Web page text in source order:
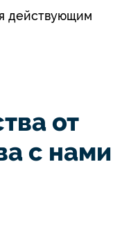
действующим
от
с нами